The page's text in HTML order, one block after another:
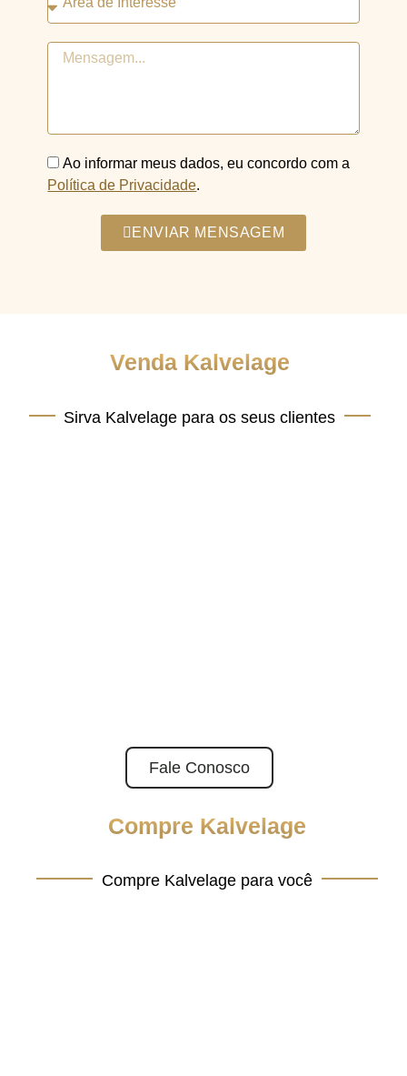
Ao informar meus dados, eu concordo com a
Política de Privacidade.
ENVIAR MENSAGEM
Venda Kalvelage
Venda Kalvelage
Sirva Kalvelage para os seus clientes
Fale Conosco
Compre Kalvelage
Compre Kalvelage
Compre Kalvelage para você